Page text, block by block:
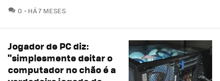
0 COMENTÁRIOS
HÁ 7 MESES
Jogador de PC diz:
"simplesmente deitar o
computador no chão é a